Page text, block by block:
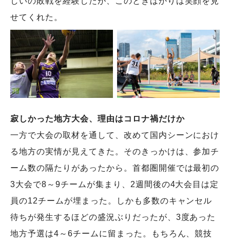
せてくれた。
寂しかった地方大会、理由はコロナ禍だけか
一方で大会の取材を通して、改めて国内シーンにおけ
る地方の実情が見えてきた。そのきっかけは、参加チ
ーム数の隔たりがあったから。首都圏開催では最初の
3大会で8～9チームが集まり、2週間後の4大会目は定
員の12チームが埋まった。しかも多数のキャンセル
待ちが発生するほどの盛況ぶりだったが、3度あった
地方予選は4～6チームに留まった。もちろん、競技